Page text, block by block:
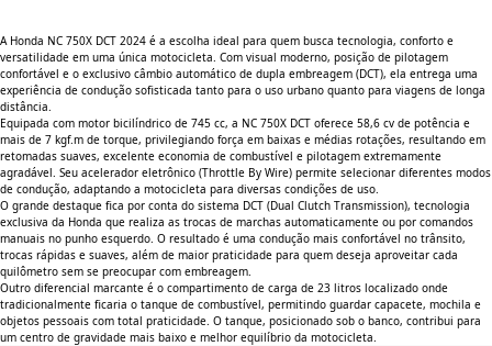
A Honda NC 750X DCT 2024 é a escolha ideal para quem busca tecnologia, conforto e
versatilidade em uma única motocicleta. Com visual moderno, posição de pilotagem
confortável e o exclusivo câmbio automático de dupla embreagem (DCT), ela entrega uma
experiência de condução sofisticada tanto para o uso urbano quanto para viagens de longa
distância.
Equipada com motor bicilíndrico de 745 cc, a NC 750X DCT oferece 58,6 cv de potência e
mais de 7 kgf.m de torque, privilegiando força em baixas e médias rotações, resultando em
retomadas suaves, excelente economia de combustível e pilotagem extremamente
agradável. Seu acelerador eletrônico (Throttle By Wire) permite selecionar diferentes modos
de condução, adaptando a motocicleta para diversas condições de uso.
O grande destaque fica por conta do sistema DCT (Dual Clutch Transmission), tecnologia
exclusiva da Honda que realiza as trocas de marchas automaticamente ou por comandos
manuais no punho esquerdo. O resultado é uma condução mais confortável no trânsito,
trocas rápidas e suaves, além de maior praticidade para quem deseja aproveitar cada
quilômetro sem se preocupar com embreagem.
Outro diferencial marcante é o compartimento de carga de 23 litros localizado onde
tradicionalmente ficaria o tanque de combustível, permitindo guardar capacete, mochila e
objetos pessoais com total praticidade. O tanque, posicionado sob o banco, contribui para
um centro de gravidade mais baixo e melhor equilíbrio da motocicleta.